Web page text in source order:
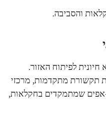
והסביבה.
לפיתוח האזור.
תקשורת מתקדמות, מרכזי
שמתמקדים בחקלאות,